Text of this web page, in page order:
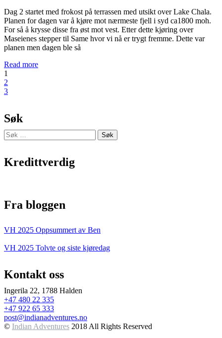
Dag 2 startet med frokost på terrassen med utsikt over Lake Chala.
Planen for dagen var å kjøre mot nærmeste fjell i syd ca1800 moh.
For så å krysse disse fra øst mot vest. Etter dette kjøring over
Maseienes stepper til Same hvor vi nå er trygt fremme. Dette var
planen men dagen ble så
Read more
1
2
3
Søk
Søk
etter:
Kredittverdig
Fra bloggen
VH 2025 Oppsummert av Ben
VH 2025 Tolvte og siste kjøredag
Kontakt oss
Ingerila 22, 1788 Halden
+47 480 22 335
+47 922 65 333
post@indianadventures.no
© Indian Adventures 2018 All Rights Reserved